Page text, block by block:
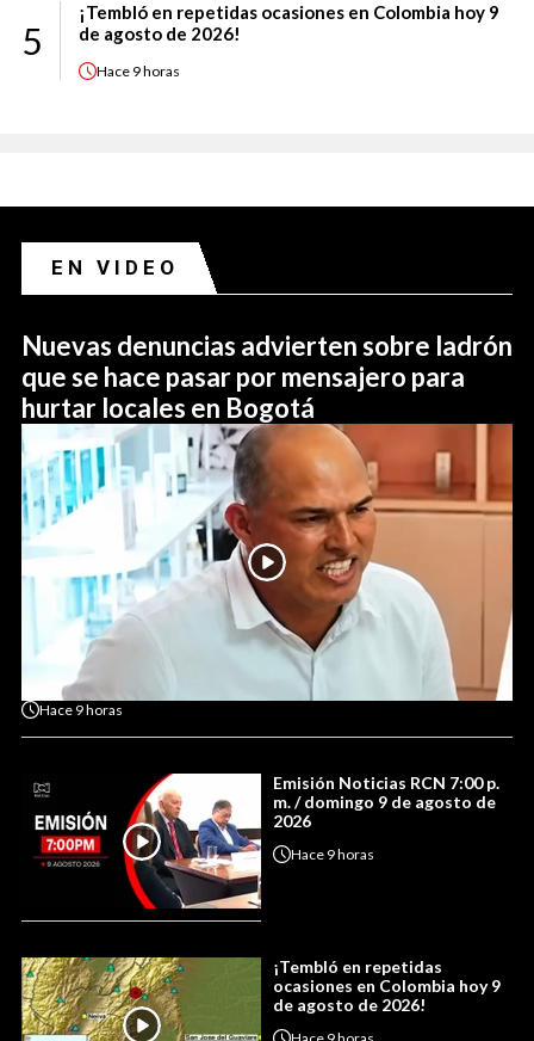
5
¡Tembló en repetidas ocasiones en Colombia hoy 9
de agosto de 2026!
Hace 9 horas
EN VIDEO
Nuevas denuncias advierten sobre ladrón
que se hace pasar por mensajero para
hurtar locales en Bogotá
Hace 9 horas
Emisión Noticias RCN 7:00 p.
m. / domingo 9 de agosto de
2026
Hace 9 horas
¡Tembló en repetidas
ocasiones en Colombia hoy 9
de agosto de 2026!